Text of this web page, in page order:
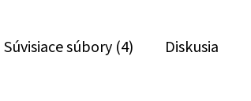
Súvisiace súbory (4) Diskusia